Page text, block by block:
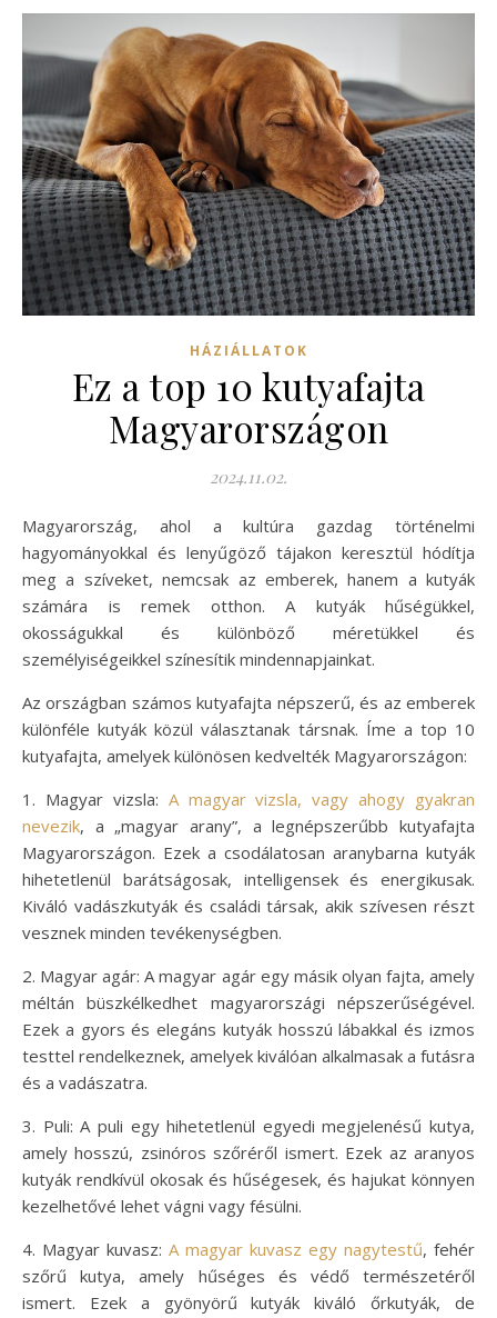
HÁZIÁLLATOK
Ez a top 10 kutyafajta
Magyarországon
2024.11.02.
Magyarország, ahol a kultúra gazdag történelmi
hagyományokkal és lenyűgöző tájakon keresztül hódítja
meg a szíveket, nemcsak az emberek, hanem a kutyák
számára is remek otthon. A kutyák hűségükkel,
okosságukkal és különböző méretükkel és
személyiségeikkel színesítik mindennapjainkat.
Az országban számos kutyafajta népszerű, és az emberek
különféle kutyák közül választanak társnak. Íme a top 10
kutyafajta, amelyek különösen kedvelték Magyarországon:
1. Magyar vizsla: A magyar vizsla, vagy ahogy gyakran
nevezik, a „magyar arany”, a legnépszerűbb kutyafajta
Magyarországon. Ezek a csodálatosan aranybarna kutyák
hihetetlenül barátságosak, intelligensek és energikusak.
Kiváló vadászkutyák és családi társak, akik szívesen részt
vesznek minden tevékenységben.
2. Magyar agár: A magyar agár egy másik olyan fajta, amely
méltán büszkélkedhet magyarországi népszerűségével.
Ezek a gyors és elegáns kutyák hosszú lábakkal és izmos
testtel rendelkeznek, amelyek kiválóan alkalmasak a futásra
és a vadászatra.
3. Puli: A puli egy hihetetlenül egyedi megjelenésű kutya,
amely hosszú, zsinóros szőréről ismert. Ezek az aranyos
kutyák rendkívül okosak és hűségesek, és hajukat könnyen
kezelhetővé lehet vágni vagy fésülni.
4. Magyar kuvasz: A magyar kuvasz egy nagytestű, fehér
szőrű kutya, amely hűséges és védő természetéről
ismert. Ezek a gyönyörű kutyák kiváló őrkutyák, de